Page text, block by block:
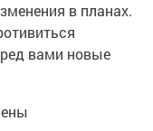
в планах.
вами новые